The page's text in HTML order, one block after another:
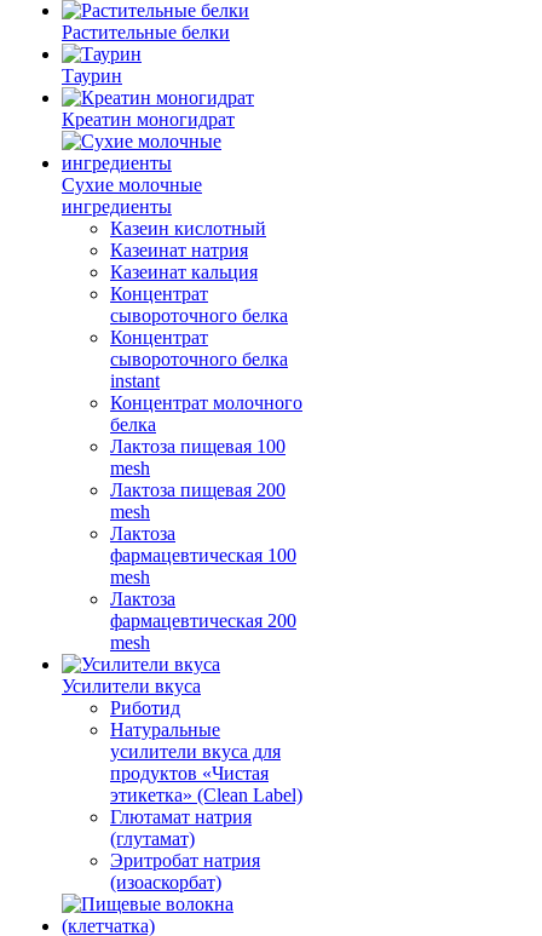
Растительные белки
Таурин
Креатин моногидрат
Сухие молочные
ингредиенты
Казеин кислотный
Казеинат натрия
Казеинат кальция
Концентрат
сывороточного белка
Концентрат
сывороточного белка
instant
Концентрат молочного
белка
Лактоза пищевая 100
mesh
Лактоза пищевая 200
mesh
Лактоза
фармацевтическая 100
mesh
Лактоза
фармацевтическая 200
mesh
Усилители вкуса
Риботид
Натуральные
усилители вкуса для
продуктов «Чистая
этикетка» (Clean Label)
Глютамат натрия
(глутамат)
Эритробат натрия
(изоаскорбат)